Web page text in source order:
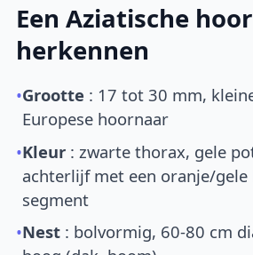
Een Aziatische
herkennen
•Grootte : 17 tot 30 mm,
Europese hoornaar
•Kleur : zwarte thorax, gele
achterlijf met een oranje/gele
segment
•Nest : bolvormig, 60-80 cm